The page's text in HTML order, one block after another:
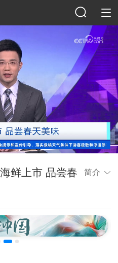
鲜上市 品尝春
简介